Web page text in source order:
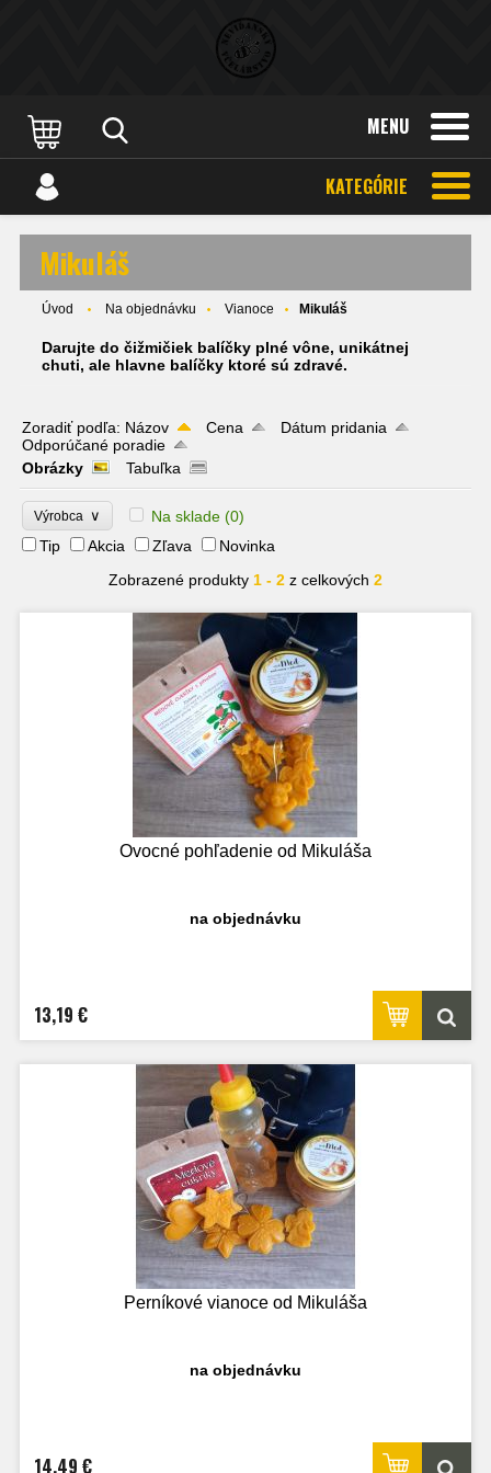
MENU
KATEGÓRIE
Mikuláš
Úvod Na objednávku Vianoce Mikuláš
Darujte do čižmičiek balíčky plné vône, unikátnej
chuti, ale hlavne balíčky ktoré sú zdravé.
Zoradiť podľa: Názov Cena
Dátum pridania
Odporúčané poradie
Obrázky
Tabuľka
Výrobca ∨ Na sklade (0)
Tip
Akcia Zľava
Novinka
Zobrazené produkty 1 - 2 z celkových 2
Ovocné pohľadenie od Mikuláša
na objednávku
13,19 €
Perníkové vianoce od Mikuláša
na objednávku
14,49 €